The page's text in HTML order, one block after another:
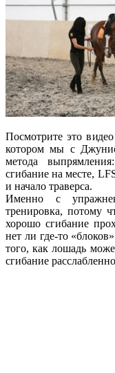
Посмотрите это
котором мы с
метода
сгибание на месте,
и начало траверса.
Именно с
тренировка, потому
хорошо сгибание
нет ли где-то
того, как лошадь
сгибание